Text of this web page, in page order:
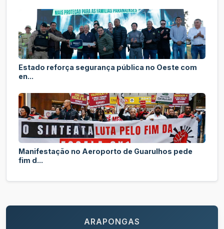
Estado reforça segurança pública no Oeste com
en...
Manifestação no Aeroporto de Guarulhos pede
fim d...
ARAPONGAS